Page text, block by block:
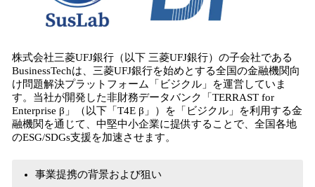
株式会社三菱UFJ銀行（以下 三菱UFJ銀行）の子会社である
BusinessTechは、三菱UFJ銀行を始めとする全国の金融機関向
け問題解決プラットフォーム「ビジクル」を運営していま
す。当社が開発した非財務データバンク「TERRAST for
Enterprise β」（以下「T4E β」）を「ビジクル」を利用する金
融機関を通じて、中堅中小企業に提供することで、全国各地
のESG/SDGs支援を加速させます。
事業提携の背景および狙い